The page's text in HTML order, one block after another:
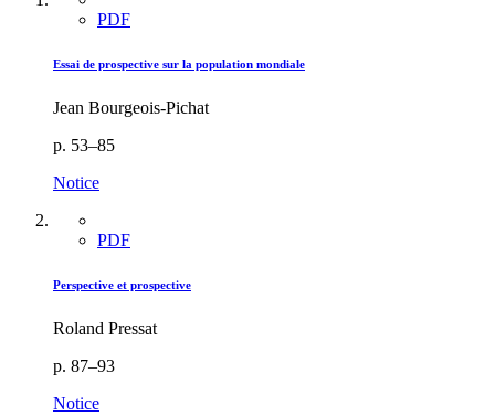
PDF
Essai de prospective sur la population mondiale
Jean Bourgeois-Pichat
p. 53–85
Notice
PDF
Perspective et prospective
Roland Pressat
p. 87–93
Notice